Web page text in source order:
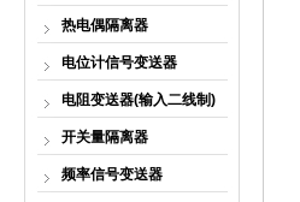
热电偶隔离器
电位计信号变送器
电阻变送器(输入二线制)
开关量隔离器
频率信号变送器